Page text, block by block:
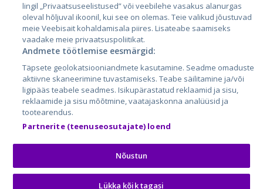
City24.lv
City24.ee
GetaPro.lv
GetaPro.ee
Autoplius.lt
Aruodas.lt
CVbankas.lt
Kainos.lt
Paslaugos.lt
auto24.ee
Osta.ee
KuldneBörs.ee
lingil „Privaatsuseelistused” või veebilehe vasakus alanurgas
oleval hõljuval ikoonil, kui see on olemas. Teie valikud jõustuvad
meie Veebisait kohaldamisala piires. Lisateabe saamiseks
vaadake meie privaatsuspoliitikat.
Andmete töötlemise eesmärgid:
Täpsete geolokatsiooniandmete kasutamine. Seadme omaduste
aktiivne skaneerimine tuvastamiseks. Teabe säilitamine ja/või
ligipääs teabele seadmes. Isikupärastatud reklaamid ja sisu,
reklaamide ja sisu mõõtmine, vaatajaskonna analüüsid ja
tootearendus.
Partnerite (teenuseosutajate) loend
Nõustun
Lükka kõik tagasi